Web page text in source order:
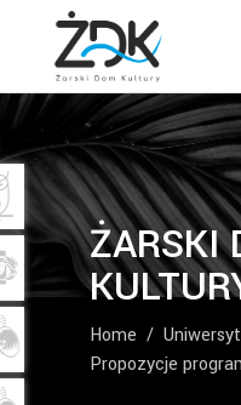
ŻARSKI
Home /
Propozycje